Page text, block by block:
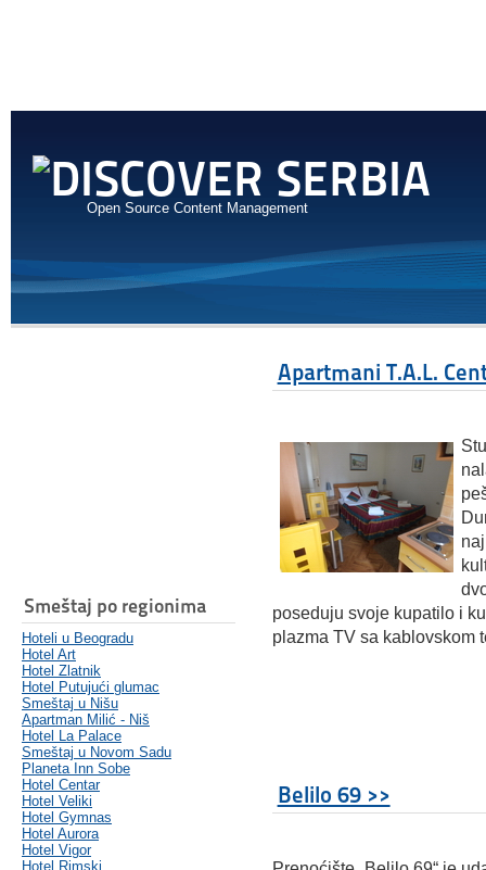
Open Source Content Management
Smeštaj po regionima
Hoteli u Beogradu
Hotel Art
Hotel Zlatnik
Hotel Putujući glumac
Smeštaj u Nišu
Apartman Milić - Niš
Hotel La Palace
Smeštaj u Novom Sadu
Planeta Inn Sobe
Hotel Centar
Hotel Veliki
Hotel Gymnas
Hotel Aurora
Hotel Vigor
Hotel Rimski
Apartmani T.A.L.
poseduju svoje kupatilo i
plazma TV sa kablovskom
Belilo 69 >>